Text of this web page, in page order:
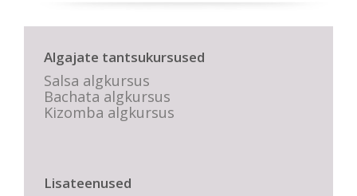
Algajate tantsukursused
Salsa algkursus
Bachata algkursus
Kizomba algkursus
Lisateenused